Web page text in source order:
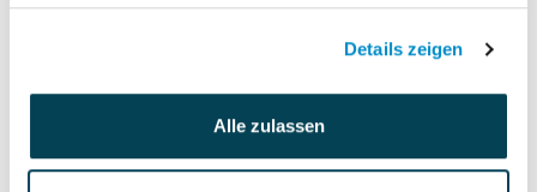
Details zeigen
Alle zulassen